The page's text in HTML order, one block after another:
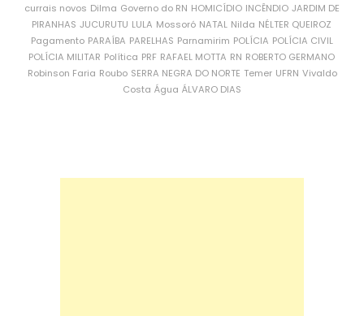
currais novos Dilma Governo do RN HOMICÍDIO INCÊNDIO JARDIM DE
PIRANHAS JUCURUTU LULA Mossoró NATAL Nilda NÉLTER QUEIROZ
Pagamento PARAÍBA PARELHAS Parnamirim POLÍCIA POLÍCIA CIVIL
POLÍCIA MILITAR Política PRF RAFAEL MOTTA RN ROBERTO GERMANO
Robinson Faria Roubo SERRA NEGRA DO NORTE Temer UFRN Vivaldo
Costa Água ÁLVARO DIAS